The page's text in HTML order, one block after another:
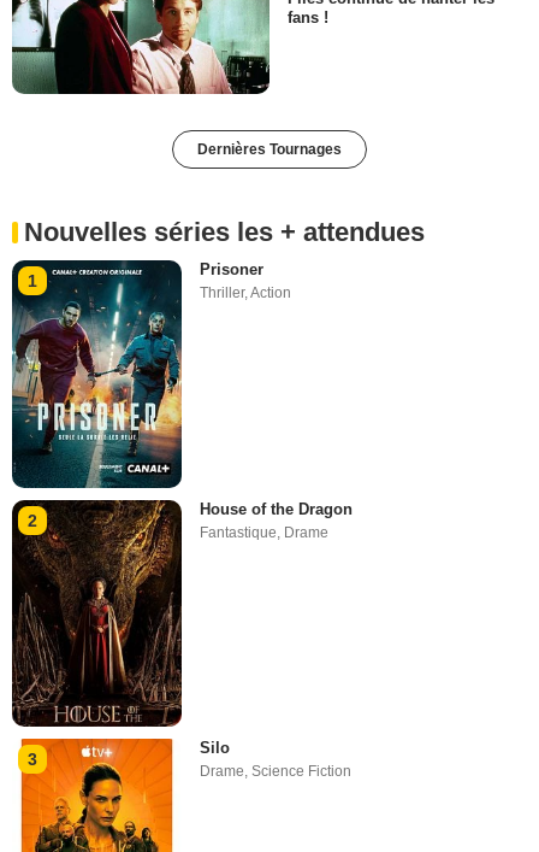
fans !
Dernières Tournages
Nouvelles séries les + attendues
1
Prisoner
Thriller,Action
2
House of the Dragon
Fantastique Drame
3
Silo
Drame,Science Fiction